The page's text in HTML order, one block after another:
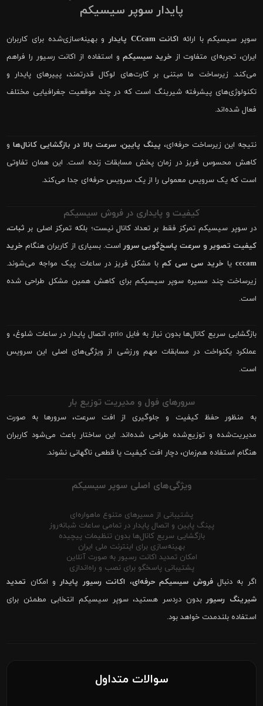
پایدار سوپر سیسیکم
سوپر سیسیکم با ارائه اکانت CCcam پایدار
و بهینه‌سازی‌شده برای کاربران
ایران، تجربه‌ای متفاوت از خرید سیسیکمو استفاده از اکانت رسیور را فراهم
می‌کند. زیرساخت ما مبتنی بر کارت‌های لوکال قدرتمند، پییرهای پایدار و
تکنولوژی‌های پیشرفته شیرینگ است که در چند موقعیت جغرافیایی مختلف
فعال شده‌اند.
نتیجه این زیرساخت حرفه‌ای، پینگ پایین، سرعت بالا در بازگشایی کانال‌هاو
کاهش محسوس فریز در زمان پخش مسابقات زنده است. این همان تفاوتی
است که یک سرویس معمولی را از یک سرویس حرفه‌ای جدا می‌کند.
کیفیت و پایداری در فروش سیسیکم
در سوپر سیسیکم تمرکز فقط بر تعداد کانال نیست؛ بلکه تمرکز اصلی بر ثبات،
کیفیت تصویر و سرعت پاسخ‌گویی سروراست. بسیاری از کاربران هنگام خرید
cccam یا خرید سی سی کمبا مشکل فریز در ساعات پیک مواجه می‌شوند.
زیرساخت چند مسیره سوپر سیسیکم برای کاهش همین مشکل طراحی شده
است.
بازگشایی سریع کانال‌ها بدون نیاز به فایل prio، اتصال پایدار در ساعات شلوغ، و
عملکرد یکنواخت در مسابقات مهم ورزشی از ویژگی‌های اصلی این سرویس
است.
سرورهای فول و مدیریت توزیع بار
به منظور حفظ کیفیت و جلوگیری از افت سرعت، سرورها به صورت
مدیریت‌شده و توزیع‌شده طراحی شده‌اند. این ساختار باعث می‌شود کاربران
هنگام استفاده هم‌زمان، دچار افت کیفیت یا قطعی ناگهانی نشوند.
ویژگی‌های اصلی سوپر سیسیکم
پشتیبانی از مسیرهای متنوع ماهواره‌ای
پینگ پایین و اتصال پایدار در تمامی ساعات شبانه‌روز
بازگشایی سریع کانال‌ها بدون تنظیمات پیچیده
بهینه‌سازی برای اینترنت ملی ایران
امکان تمدید اکانت رسیور به صورت آنلاین
پشتیبانی پاسخگو برای نصب و راه‌اندازی
اگر به دنبالفروش سیسیکم حرفه‌ای، اکانت رسیور پایدارو امکان تمدید
شیرینگ رسیوربدون دردسر هستید، سوپر سیسیکم انتخابی مطمئن برای
استفاده بلندمدت خواهد بود.
سوالات متداول